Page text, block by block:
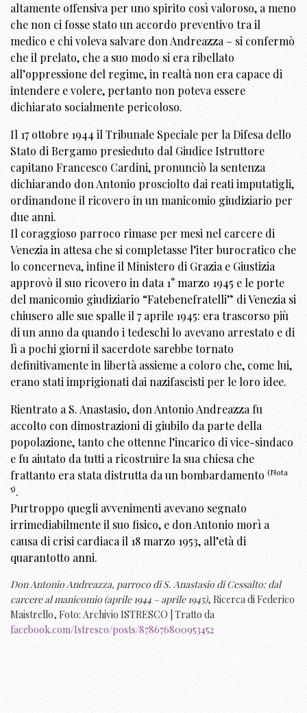
altamente offensiva per uno spirito così valoroso, a meno
che non ci fosse stato un accordo preventivo tra il
medico e chi voleva salvare don Andreazza – si confermò
che il prelato, che a suo modo si era ribellato
all’oppressione del regime, in realtà non era capace di
intendere e volere, pertanto non poteva essere
dichiarato socialmente pericoloso.
Il 17 ottobre 1944 il Tribunale Speciale per la Difesa dello
Stato di Bergamo presieduto dal Giudice Istruttore
capitano Francesco Cardini, pronunciò la sentenza
dichiarando don Antonio prosciolto dai reati imputatigli,
ordinandone il ricovero in un manicomio giudiziario per
due anni.
Il coraggioso parroco rimase per mesi nel carcere di
Venezia in attesa che si completasse l’iter burocratico che
lo concerneva, infine il Ministero di Grazia e Giustizia
approvò il suo ricovero in data 1° marzo 1945 e le porte
del manicomio giudiziario “Fatebenefratelli” di Venezia si
chiusero alle sue spalle il 7 aprile 1945: era trascorso più
di un anno da quando i tedeschi lo avevano arrestato e di
lì a pochi giorni il sacerdote sarebbe tornato
definitivamente in libertà assieme a coloro che, come lui,
erano stati imprigionati dai nazifascisti per le loro idee.
Rientrato a S. Anastasio, don Antonio Andreazza fu
accolto con dimostrazioni di giubilo da parte della
popolazione, tanto che ottenne l’incarico di vice-sindaco
e fu aiutato da tutti a ricostruire la sua chiesa che
frattanto era stata distrutta da un bombardamento (Nota
5).
Purtroppo quegli avvenimenti avevano segnato
irrimediabilmente il suo fisico, e don Antonio morì a
causa di crisi cardiaca il 18 marzo 1953, all’età di
quarantotto anni.
Don Antonio Andreazza, parroco di S. Anastasio di Cessalto: dal
carcere al manicomio (aprile 1944 – aprile 1945), Ricerca di Federico
Maistrello, Foto: Archivio ISTRESCO | Tratto da
facebook.com/Istresco/posts/878676800953452